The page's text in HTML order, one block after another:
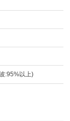
:95%以上)